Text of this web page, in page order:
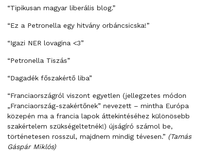
“Tipikusan magyar liberális blog.”
“Ez a Petronella egy hitvány orbáncsicska!”
“Igazi NER lovagina <3”
“Petronella Tiszás”
“Dagadék főszakértő liba”
“Franciaországról viszont egyetlen (jellegzetes módon
„Franciaország-szakértőnek” nevezett – mintha Európa
közepén ma a francia lapok áttekintéséhez különösebb
szakértelem szükségeltetnék!) újságíró számol be,
történetesen rosszul, majdnem mindig tévesen.” (Tamás
Gáspár Miklós)